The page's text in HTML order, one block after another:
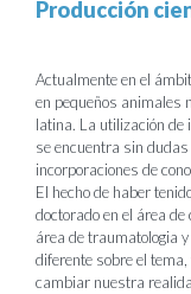
Producción
Actualmente en el
en pequeños animales
latina. La utilización
se encuentra sin
incorporaciones de
El hecho de haber
doctorado en el área
área de traumatologia
diferente sobre el
cambiar nuestra